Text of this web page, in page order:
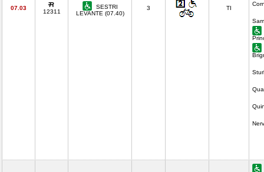
07.03
12311
SESTRI
LEVANTE (07.40)
3 TI